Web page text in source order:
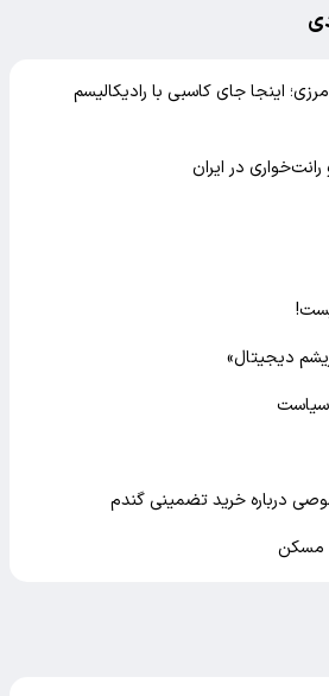
اینجا جای کاسبی با رادیکالیسم
در ایران
دیجیتال»
سیاست
درباره خرید تضمینی گندم
مسکن